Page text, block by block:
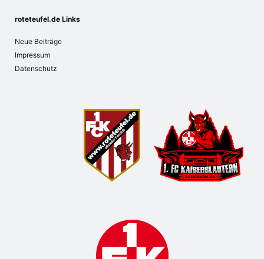
roteteufel.de Links
Neue Beiträge
Impressum
Datenschutz